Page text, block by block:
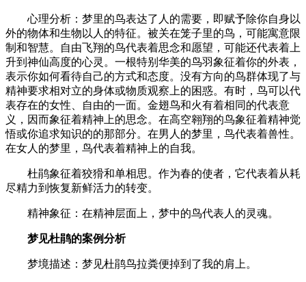
心理分析：梦里的鸟表达了人的需要，即赋予除你自身以
外的物体和生物以人的特征。被关在笼子里的鸟，可能寓意限
制和智慧。自由飞翔的鸟代表着思念和愿望，可能还代表着上
升到神仙高度的心灵。一根特别华美的鸟羽象征着你的外表，
表示你如何看待自己的方式和态度。没有方向的鸟群体现了与
精神要求相对立的身体或物质观察上的困惑。有时，鸟可以代
表存在的女性、自由的一面。金翅鸟和火有着相同的代表意
义，因而象征着精神上的思念。在高空翱翔的鸟象征着精神觉
悟或你追求知识的的那部分。在男人的梦里，鸟代表着兽性。
在女人的梦里，鸟代表着精神上的自我。
杜鹃象征着狡猾和单相思。作为春的使者，它代表着从耗
尽精力到恢复新鲜活力的转变。
精神象征：在精神层面上，梦中的鸟代表人的灵魂。
梦见杜鹃的案例分析
梦境描述：梦见杜鹃鸟拉粪便掉到了我的肩上。